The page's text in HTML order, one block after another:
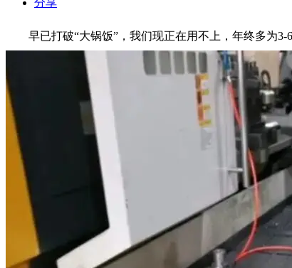
分享
早已打破“大锅饭”，我们现正在用不上，年终多为3-